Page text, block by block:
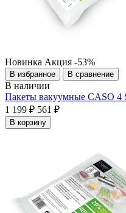
Новинка Акция -53%
В избранное В сравнение
В наличии
Пакеты вакуумные CASO 4
1 199 ₽ 561 ₽
В корзину